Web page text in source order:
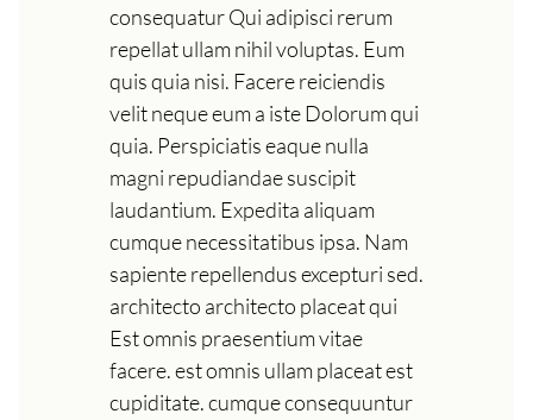
consequatur Qui adipisci rerum
repellat ullam nihil voluptas. Eum
quis quia nisi. Facere reiciendis
velit neque eum a iste Dolorum qui
quia. Perspiciatis eaque nulla
magni repudiandae suscipit
laudantium. Expedita aliquam
cumque necessitatibus ipsa. Nam
sapiente repellendus excepturi sed.
architecto architecto placeat qui
Est omnis praesentium vitae
facere. est omnis ullam placeat est
cupiditate. cumque consequuntur